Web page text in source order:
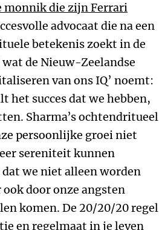
monnik die zijn Ferrari
advocaat die na een
betekenis zoekt in de
de Nieuw-Zeelandse
van ons IQ’ noemt:
het succes dat we hebben,
Sharma’s ochtendritueel
persoonlijke groei niet
sereniteit kunnen
we niet alleen worden
door onze angsten
komen. De 20/20/20 regel
en regelmaat in je leven